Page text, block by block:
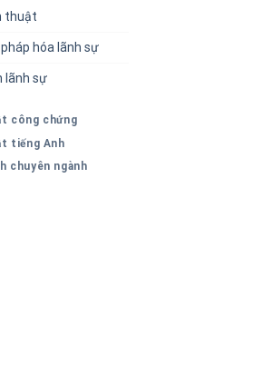
thuật
hóa lãnh sự
lãnh sự
công chứng
tiếng Anh
chuyên ngành